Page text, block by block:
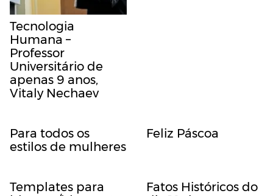
Tecnologia
Humana –
Professor
Universitário de
apenas 9 anos,
Vitaly Nechaev
Para todos os
estilos de mulheres
Feliz Páscoa
Templates para
Fatos Históricos do